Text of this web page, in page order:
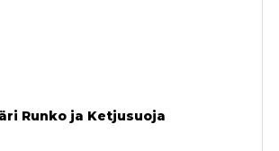
Runko ja Ketjusuoja